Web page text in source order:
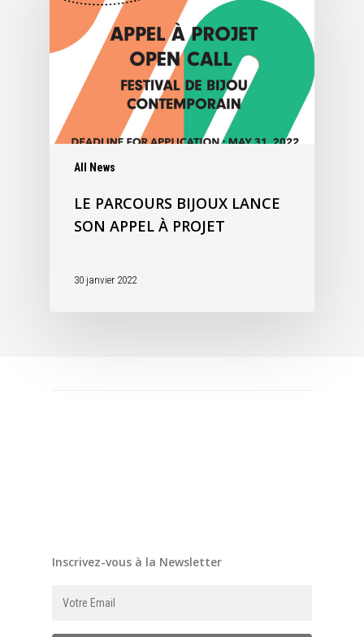
All News
LE PARCOURS BIJOUX LANCE
SON APPEL À PROJET
30 janvier 2022
Inscrivez-vous à la Newsletter